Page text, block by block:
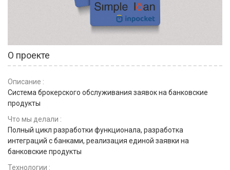
О проекте
Описание :
Система брокерского обслуживания заявок на банковские
продукты
Что мы делали :
Полный цикл разработки функционала, разработка
интеграций с банками, реализация единой заявки на
банковские продукты
Технологии :